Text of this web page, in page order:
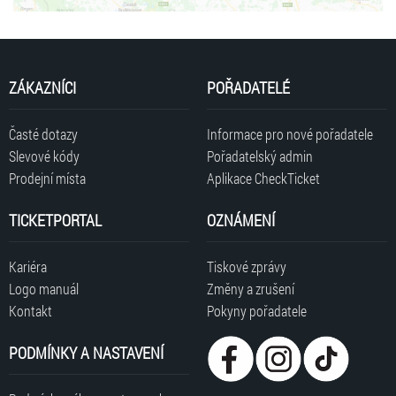
Tisková zpráva
INFO ZTP/P
ZÁKAZNÍCI
Časté dotazy
Slevové kódy
Prodejní místa
POŘADATELÉ
Informace pro nové pořadatele
Pořadatelský admin
Aplikace CheckTicket
TICKETPORTAL
Kariéra
Logo manuál
Kontakt
OZNÁMENÍ
Tiskové zprávy
Změny a zrušení
Pokyny pořadatele
PODMÍNKY A NASTAVENÍ